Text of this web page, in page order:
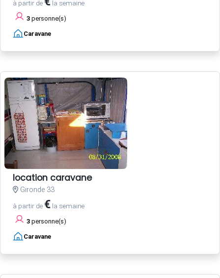
à partir de la semaine
3 personne(s)
Caravane
location caravane
Gironde 33
à partir de € la semaine
3 personne(s)
Caravane